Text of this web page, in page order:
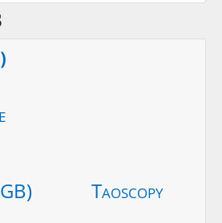
Taoscopy